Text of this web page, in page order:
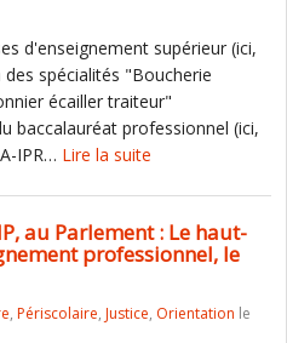
d'enseignement supérieur (ici,
spécialités "Boucherie
écailler traiteur"
baccalauréat professionnel (ici,
IPR… Lire la suite
au Parlement : Le haut-
professionnel, le
, Périscolaire, Justice, Orientation le